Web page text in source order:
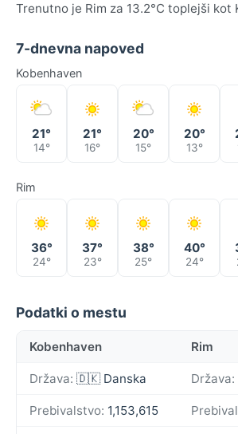
Trenutno je Rim za 13.2°C toplejši kot
7-dnevna napoved
Kobenhaven
21°
14°
21°
16°
20°
15°
20°
13°
Rim
36°
24°
37°
23°
38°
25°
40°
24°
Podatki o mestu
Kobenhaven Rim
Država: 🇩🇰 Danska Država:
Prebivalstvo: 1,153,615